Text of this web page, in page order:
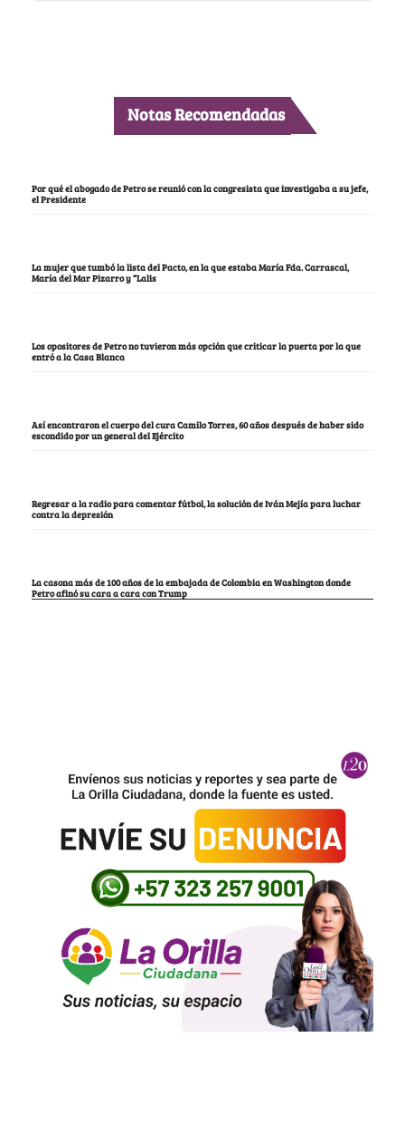
Notas Recomendadas
Por qué el abogado de Petro se reunió con la congresista que investigaba a su jefe,
el Presidente
La mujer que tumbó la lista del Pacto, en la que estaba María Fda. Carrascal,
María del Mar Pizarro y “Lalis
Los opositores de Petro no tuvieron más opción que criticar la puerta por la que
entró a la Casa Blanca
Así encontraron el cuerpo del cura Camilo Torres, 60 años después de haber sido
escondido por un general del Ejército
Regresar a la radio para comentar fútbol, la solución de Iván Mejía para luchar
contra la depresión
La casona más de 100 años de la embajada de Colombia en Washington donde
Petro afinó su cara a cara con Trump